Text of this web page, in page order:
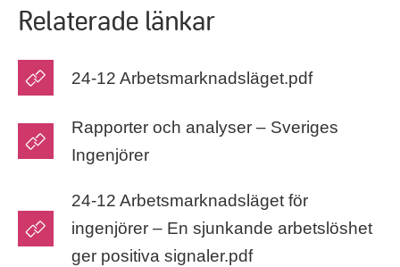
Relaterade länkar
24-12 Arbetsmarknadsläget.pdf
Rapporter och analyser – Sveriges
Ingenjörer
24-12 Arbetsmarknadsläget för
ingenjörer – En sjunkande arbetslöshet
ger positiva signaler.pdf